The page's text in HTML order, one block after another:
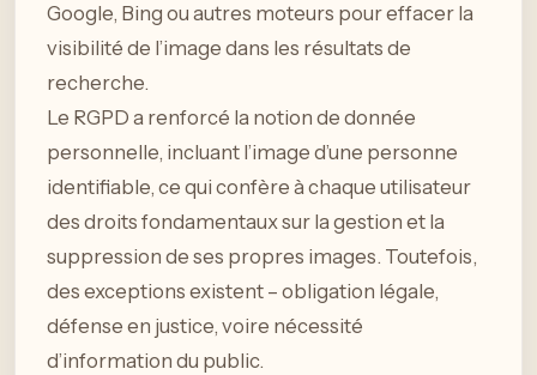
Google, Bing ou autres moteurs pour effacer la
visibilité de l’image dans les résultats de
recherche.
Le RGPD a renforcé la notion de donnée
personnelle, incluant l’image d’une personne
identifiable, ce qui confère à chaque utilisateur
des droits fondamentaux sur la gestion et la
suppression de ses propres images. Toutefois,
des exceptions existent – obligation légale,
défense en justice, voire nécessité
d’information du public.